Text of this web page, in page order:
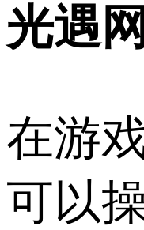
光遇
在游
可以